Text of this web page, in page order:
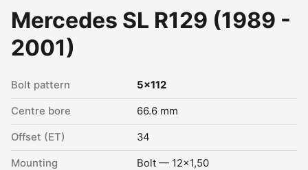
Mercedes SL R129 (1989 -
2001)
Bolt pattern 5x112
Centre bore 66.6 mm
Offset (ET) 34
Mounting Bolt — 12x1,50